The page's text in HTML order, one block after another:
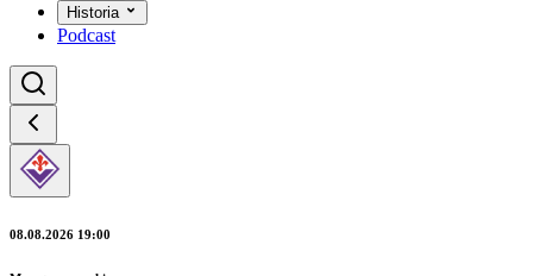
Historia
Podcast
08.08.2026 19:00